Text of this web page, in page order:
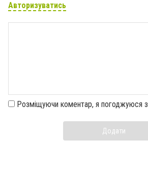
Авторизуватись
Розміщуючи коментар, я погоджуюся з
Додати